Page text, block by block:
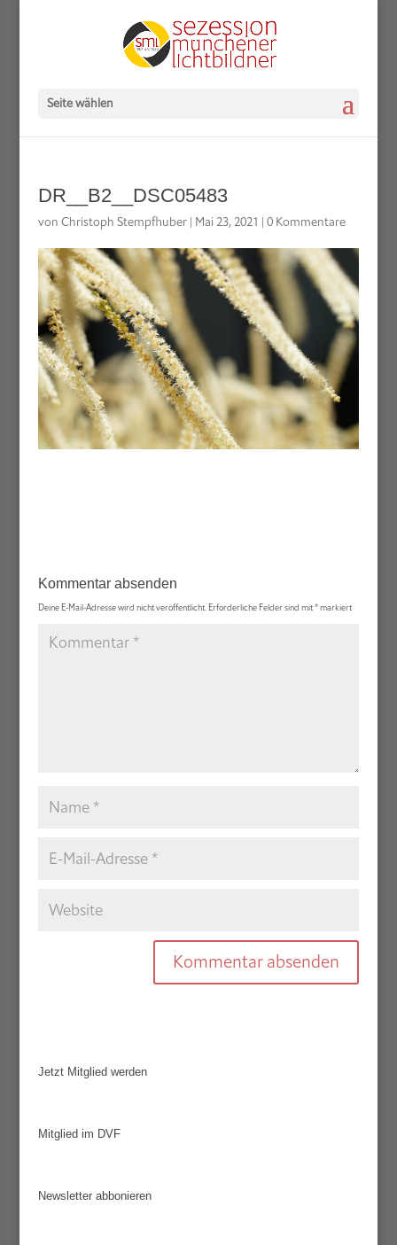
Seite wählen
DR__B2__DSC05483
von Christoph Stempfhuber| Mai 23, 2021 | 0 Kommentare
Kommentar absenden
Deine E-Mail-Adresse wird nicht veröffentlicht. Erforderliche Felder sind mit*markiert
Jetzt Mitglied werden
Mitglied im DVF
Newsletter abbonieren